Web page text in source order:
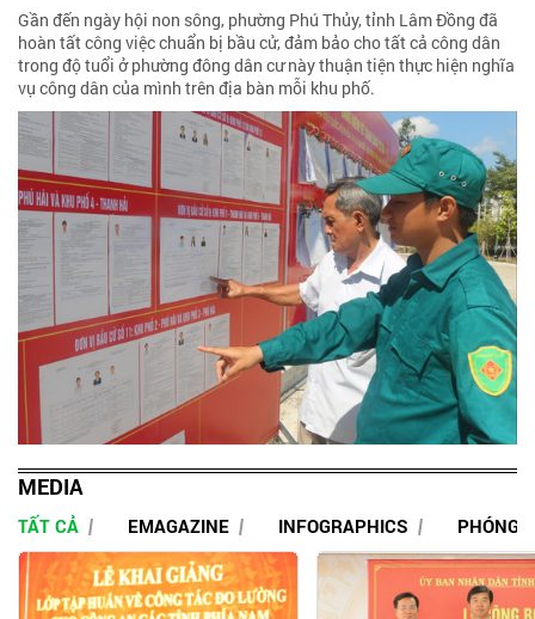
Gần đến ngày hội non sông, phường Phú Thủy, tỉnh Lâm Đồng đã
hoàn tất công việc chuẩn bị bầu cử, đảm bảo cho tất cả công dân
trong độ tuổi ở phường đông dân cư này thuận tiện thực hiện nghĩa
vụ công dân của mình trên địa bàn mỗi khu phố.
MEDIA
TẤT CẢ EMAGAZINE INFOGRAPHICS PHÓNG